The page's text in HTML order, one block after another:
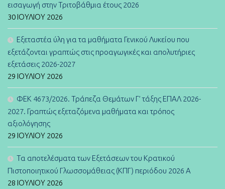
εισαγωγή στην Τριτοβάθμια έτους 2026
30 ΙΟΥΛΊΟΥ 2026
Εξεταστέα ύλη για τα μαθήματα Γενικού Λυκείου που
εξετάζονται γραπτώς στις προαγωγικές και απολυτήριες
εξετάσεις 2026-2027
29 ΙΟΥΛΊΟΥ 2026
ΦΕΚ 4673/2026. Τράπεζα Θεμάτων Γ’ τάξης ΕΠΑΛ 2026-
2027. Γραπτώς εξεταζόμενα μαθήματα και τρόπος
αξιολόγησης
29 ΙΟΥΛΊΟΥ 2026
Τα αποτελέσματα των Εξετάσεων του Κρατικού
Πιστοποιητικού Γλωσσομάθειας (ΚΠΓ) περιόδου 2026 Α
28 ΙΟΥΛΊΟΥ 2026